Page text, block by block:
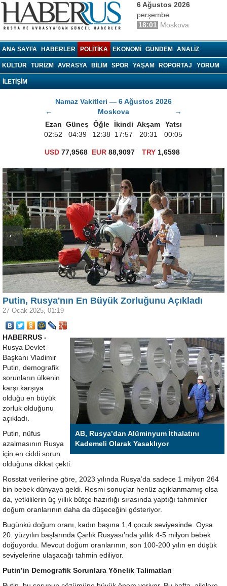
6 Ağustos 2026
perşembe
18:01 Moskova
ANA SAYFA HABERLER POLITIKA EKONOMI GÜNDEM ANALIZ
KÜLTÜR TURIZM AVRASYA BILIM SPOR YAŞAM RÖPORTAJ YORUM
İLETİŞİM
Namaz Vakitleri — 6 Ağustos 2026
←
Moskova
→
Ezan Güneş Öğle İkindi Akşam
Yatsı
02:52
04:39 12:38 17:57 20:31 00:05
USD 77,9568 EUR 88,9097 TRY1,6598
← →
Putin, Rusya'nın En Büyük Zorluğunu Açıkladı
27 Ocak 2025, 01:19
AB, Rusya’dan Alüminyum İthalatını
Kademeli Olarak Yasaklıyor
HABERRUS -
Rusya Devlet
Başkanı Vladimir
Putin, demografik
sorunların ülkenin
karşı karşıya
olduğu en büyük
zorluk olduğunu
açıkladı.
Putin, nüfus
azalmasının Rusya
için en ciddi sorun
olduğuna dikkat çekti.
Rosstat verilerine göre, 2023 yılında Rusya’da sadece 1 milyon 264
bin bebek dünyaya geldi. Resmi sonuçlar henüz açıklanmamış olsa
da, yetkililerin üç yıllık bütçe hazırlığı sırasında yaptığı tahminler
doğum oranlarının daha da düşeceğini gösteriyor.
Bugünkü doğum oranı, kadın başına 1,4 çocuk seviyesinde. Oysa
20. yüzyılın başlarında Çarlık Rusyası’nda yıllık 4-5 milyon bebek
doğuyordu. Mevcut doğum oranlarının, son 100-200 yılın en düşük
seviyelerine ulaşacağı tahmin ediliyor.
Putin’in Demografik Sorunlara Yönelik Talimatları